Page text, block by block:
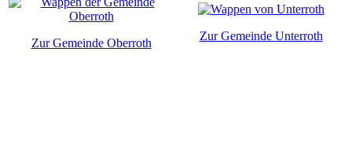
Zur Gemeinde Oberroth
Zur Gemeinde Unterroth